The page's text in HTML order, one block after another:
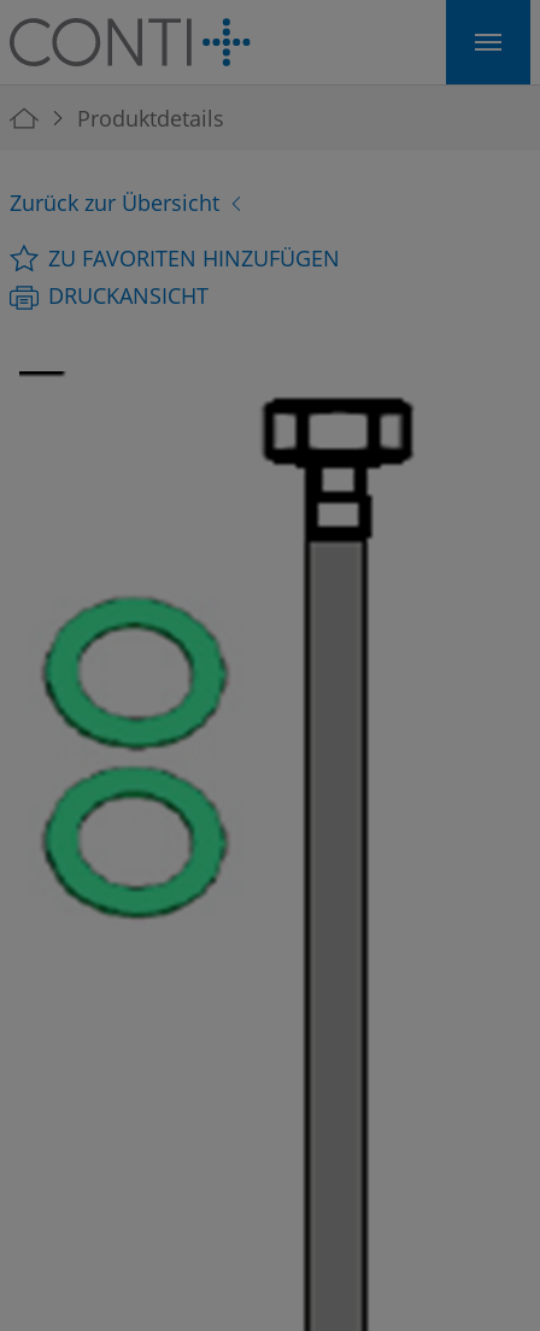
Skip to main navigation
Skip to main content
Skip to page footer
You are here:
Produktdetails
Zurück zur Übersicht
ZU FAVORITEN HINZUFÜGEN
DRUCKANSICHT